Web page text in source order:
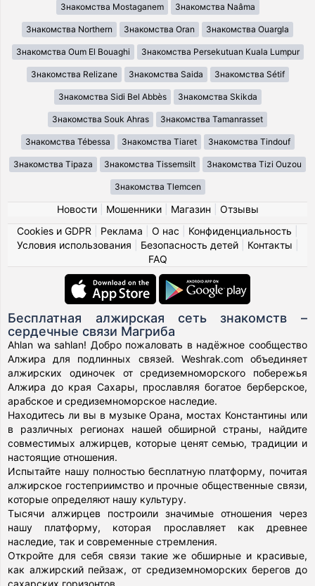
Знакомства Mostaganem Знакомства Naâma
Знакомства Northern Знакомства Oran Знакомства Ouargla
Знакомства Oum El Bouaghi Знакомства Persekutuan Kuala Lumpur
Знакомства Relizane Знакомства Saida Знакомства Sétif
Знакомства Sidi Bel Abbès Знакомства Skikda
Знакомства Souk Ahras Знакомства Tamanrasset
Знакомства Tébessa Знакомства Tiaret Знакомства Tindouf
Знакомства Tipaza Знакомства Tissemsilt Знакомства Tizi Ouzou
Знакомства Tlemcen
Новости| Мошенники| Магазин
Отзывы
Cookies и GDPR
Реклама О нас Конфиденциальность
Условия использования
Безопасность детей| Контакты
FAQ
Бесплатная алжирская сеть знакомств –
сердечные связи Магриба
Ahlan wa sahlan! Добро пожаловать в надёжное сообщество
Алжира для подлинных связей. Weshrak.com объединяет
алжирских одиночек от средиземноморского побережья
Алжира до края Сахары, прославляя богатое берберское,
арабское и средиземноморское наследие.
Находитесь ли вы в музыке Орана, мостах Константины или
в различных регионах нашей обширной страны, найдите
совместимых алжирцев, которые ценят семью, традиции и
настоящие отношения.
Испытайте нашу полностью бесплатную платформу, почитая
алжирское гостеприимство и прочные общественные связи,
которые определяют нашу культуру.
Тысячи алжирцев построили значимые отношения через
нашу платформу, которая прославляет как древнее
наследие, так и современные стремления.
Откройте для себя связи такие же обширные и красивые,
как алжирский пейзаж, от средиземноморских берегов до
сахарских горизонтов.